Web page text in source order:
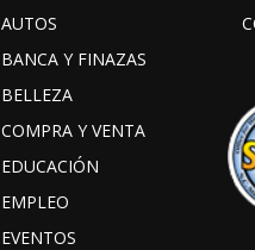
AUTOS
BANCA Y FINAZAS
BELLEZA
COMPRA Y VENTA
EDUCACIÓN
EMPLEO
EVENTOS